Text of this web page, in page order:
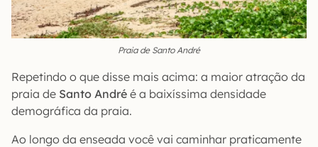
Praia de Santo André
Repetindo o que disse mais acima: a maior atração da
praia de Santo André é a baixíssima densidade
demográfica da praia.
Ao longo da enseada você vai caminhar praticamente